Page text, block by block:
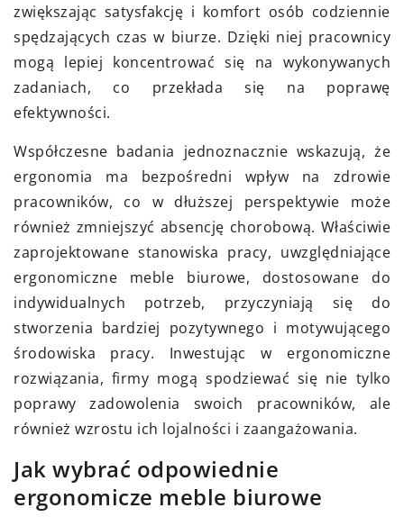
zwiększając satysfakcję i komfort osób codziennie
spędzających czas w biurze. Dzięki niej pracownicy
mogą lepiej koncentrować się na wykonywanych
zadaniach, co przekłada się na poprawę
efektywności.
Współczesne badania jednoznacznie wskazują, że
ergonomia ma bezpośredni wpływ na zdrowie
pracowników, co w dłuższej perspektywie może
również zmniejszyć absencję chorobową. Właściwie
zaprojektowane stanowiska pracy, uwzględniające
ergonomiczne meble biurowe, dostosowane do
indywidualnych potrzeb, przyczyniają się do
stworzenia bardziej pozytywnego i motywującego
środowiska pracy. Inwestując w ergonomiczne
rozwiązania, firmy mogą spodziewać się nie tylko
poprawy zadowolenia swoich pracowników, ale
również wzrostu ich lojalności i zaangażowania.
Jak wybrać odpowiednie
ergonomicze meble biurowe